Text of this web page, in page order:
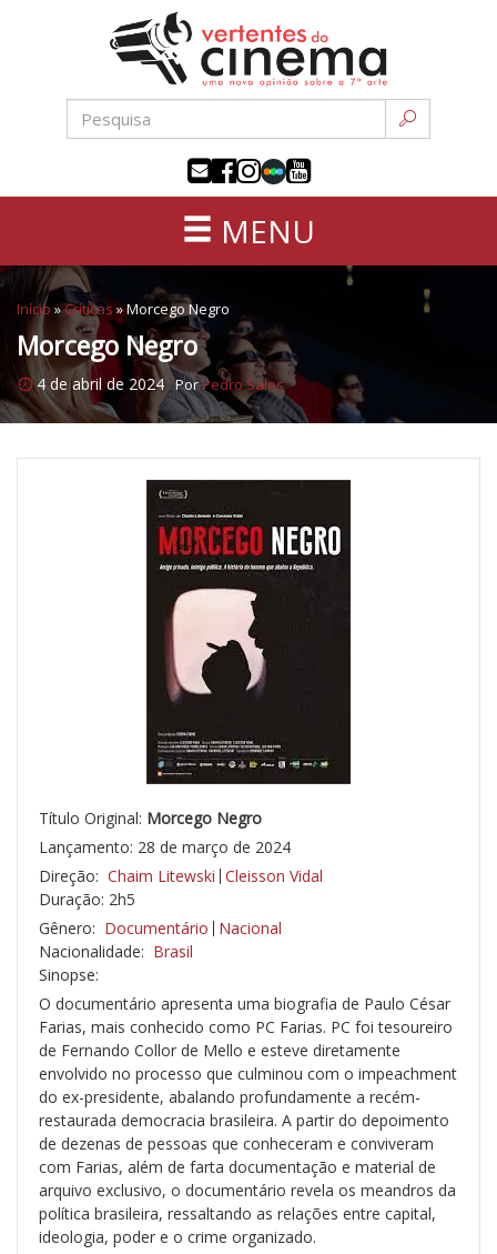
conteúdo
sétima
MENU
Início »Críticas »Morcego Negro
Morcego Negro
4 de abril de 2024 PorPedro Sales
Título Original: Morcego Negro
Lançamento: 28 de março de 2024
Direção: Chaim Litewski Cleisson Vidal
Duração: 2h5
Gênero: Documentário Nacional
Nacionalidade: Brasil
Sinopse:
O documentário apresenta uma biografia de Paulo César
Farias, mais conhecido como PC Farias. PC foi tesoureiro
de Fernando Collor de Mello e esteve diretamente
envolvido no processo que culminou com o impeachment
do ex-presidente, abalando profundamente a recém-
restaurada democracia brasileira. A partir do depoimento
de dezenas de pessoas que conheceram e conviveram
com Farias, além de farta documentação e material de
arquivo exclusivo, o documentário revela os meandros da
política brasileira, ressaltando as relações entre capital,
ideologia, poder e o crime organizado.